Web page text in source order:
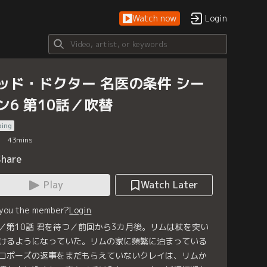
Watch now Login
ド・ドクター 名医の条件 シー
6 第10話／吹替
43mins
Play
Watch Later
the member?Login
第10話 君を待つ／前回から3カ月後。リムは杖を突い
るようになっていた。リムの家に頻繁に泊まっている
ポーズの返事をまだもらえていないクレイは、リムか